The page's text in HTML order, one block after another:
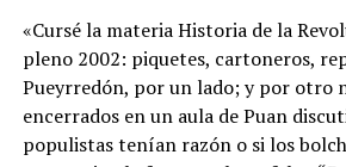
«Cursé la materia Historia de la
pleno 2002: piquetes, cartoneros,
Pueyrredón, por un lado; y por otro
encerrados en un aula de Puan
populistas tenían razón o si los